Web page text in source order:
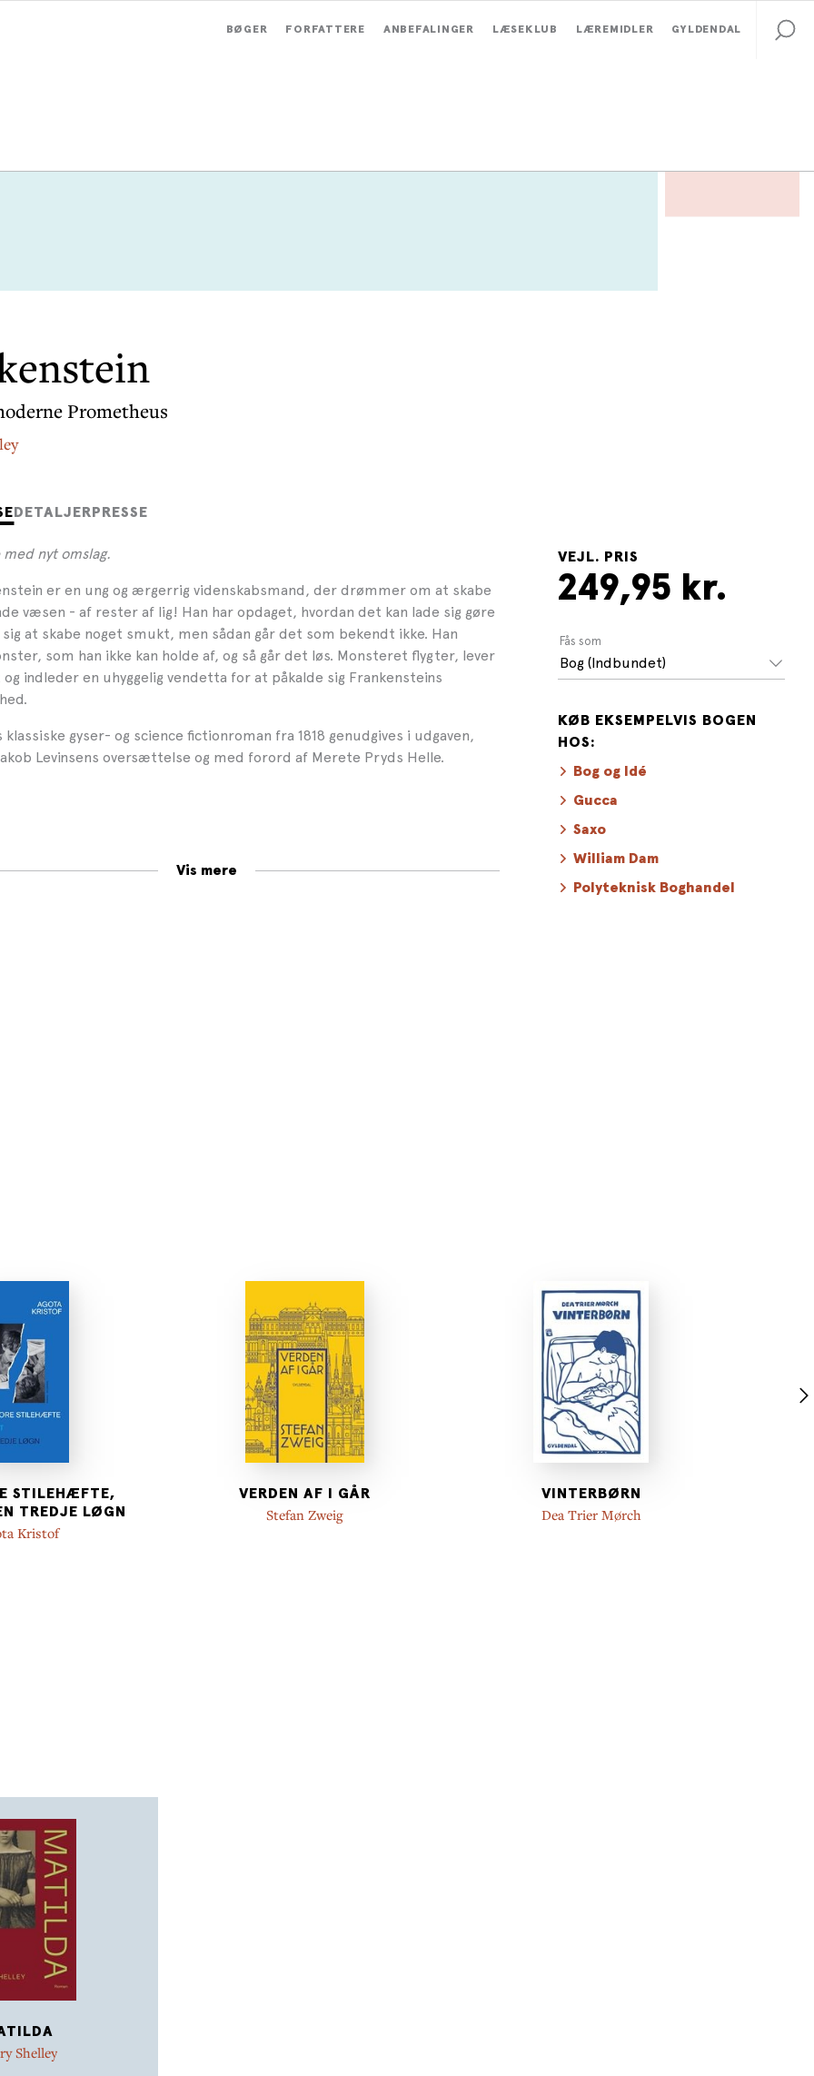
BØGER FORFATTERE ANBEFALINGER LÆSEKLUB LÆREMIDLER GYLDENDAL
Prometheus
DETALJER PRESSE
med nyt omslag.
er en ung og ærgerrig videnskabsmand, der drømmer om at skabe
væsen - af rester af lig! Han har opdaget, hvordan det kan lade sig gøre
at skabe noget smukt, men sådan går det som bekendt ikke. Han
som han ikke kan holde af, og så går det løs. Monsteret flygter, lever
indleder en uhyggelig vendetta for at påkalde sig Frankensteins
klassiske gyser- og science fictionroman fra 1818 genudgives i udgaven,
Levinsens oversættelse og med forord af Merete Pryds Helle.
Vis mere
VEJL. PRIS
249,95 kr.
Fås som
Bog (Indbundet)
KØB EKSEMPELVIS BOGEN
HOS:
Bog og Idé
Gucca
Saxo
William Dam
Polyteknisk Boghandel
STILEHÆFTE,
TREDJE LØGN
Kristof
VERDEN AF I GÅR
Stefan Zweig
VINTERBØRN
Dea Trier Mørch
Shelley